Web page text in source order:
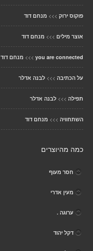
פוקוס ירוק >>> מנחם דוד
אוצר מילים >>> מנחם דוד
you are connected
>>> מנחם דוד
על הכתיבה >>> לבנה אדלר
תפילה >>> לבנה אדלר
השתחוויה >>> מנחם דוד
כמה מהיוצרים
חסר מעוף
מעין אדרי
ערוגה .
דקל יהוד